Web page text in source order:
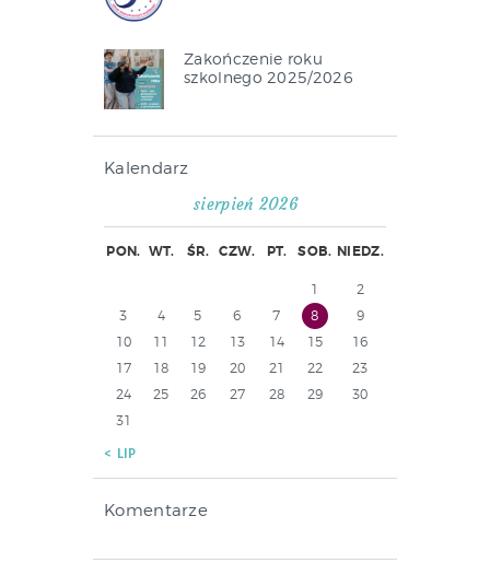
Zakończenie roku
szkolnego 2025/2026
Kalendarz
sierpień 2026
PON. WT. ŚR. CZW. PT. SOB. NIEDZ.
1
2
3
4 5 6 7 8
9
10
11 12 13 14 15
16
17
18 19 20 21 22
23
24
25 26 27 28 29
30
31
« LIP
Komentarze